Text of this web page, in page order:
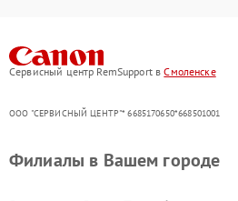
Сервисный центр RemSupport вСмоленске
ООО "СЕРВИСНЫЙ ЦЕНТР"* 6685170650*668501001
Филиалы в Вашем городе